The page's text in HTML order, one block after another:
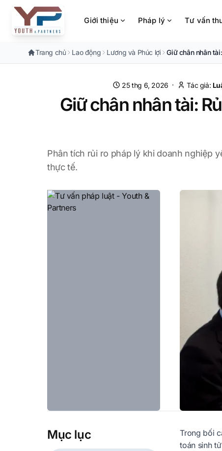
Chuyển đến nội dung chính
Giới thiệu Pháp lý Tư vấn
Trang chủ Lao động Lương và Phúc lợi Giữ chân nhân
25 thg 6, 2026 · Tác giả:
Giữ chân nhân tài:
Phân tích rủi ro pháp lý khi doanh nghiệp
thực tế.
Mục lục
Trong bối
toán sinh